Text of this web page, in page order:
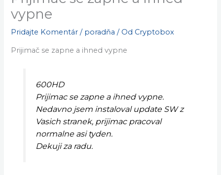
vypne
Pridajte Komentár / poradňa / Od Cryptobox
Prijimač se zapne a ihned vypne
600HD
Prijimac se zapne a ihned vypne.
Nedavno jsem instaloval update SW z
Vasich stranek, prijimac pracoval
normalne asi tyden.
Dekuji za radu.